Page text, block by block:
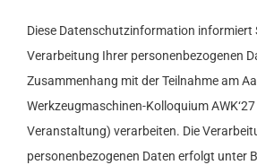
Diese Datenschutzinformation informiert
Verarbeitung Ihrer personenbezogenen
Zusammenhang mit der Teilnahme am
Werkzeugmaschinen-Kolloquium
Veranstaltung) verarbeiten. Die
personenbezogenen Daten erfolgt unter